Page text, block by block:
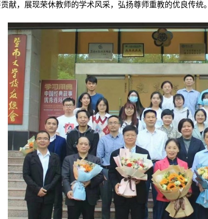
献，展现荣休教师的学术风采，弘扬尊师重教的优良传统。